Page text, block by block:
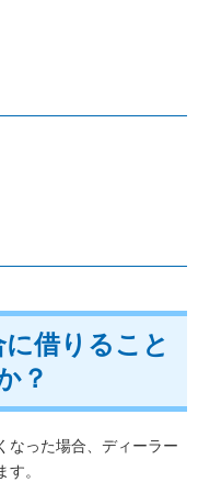
借りること
？
なった場合、ディーラー
。